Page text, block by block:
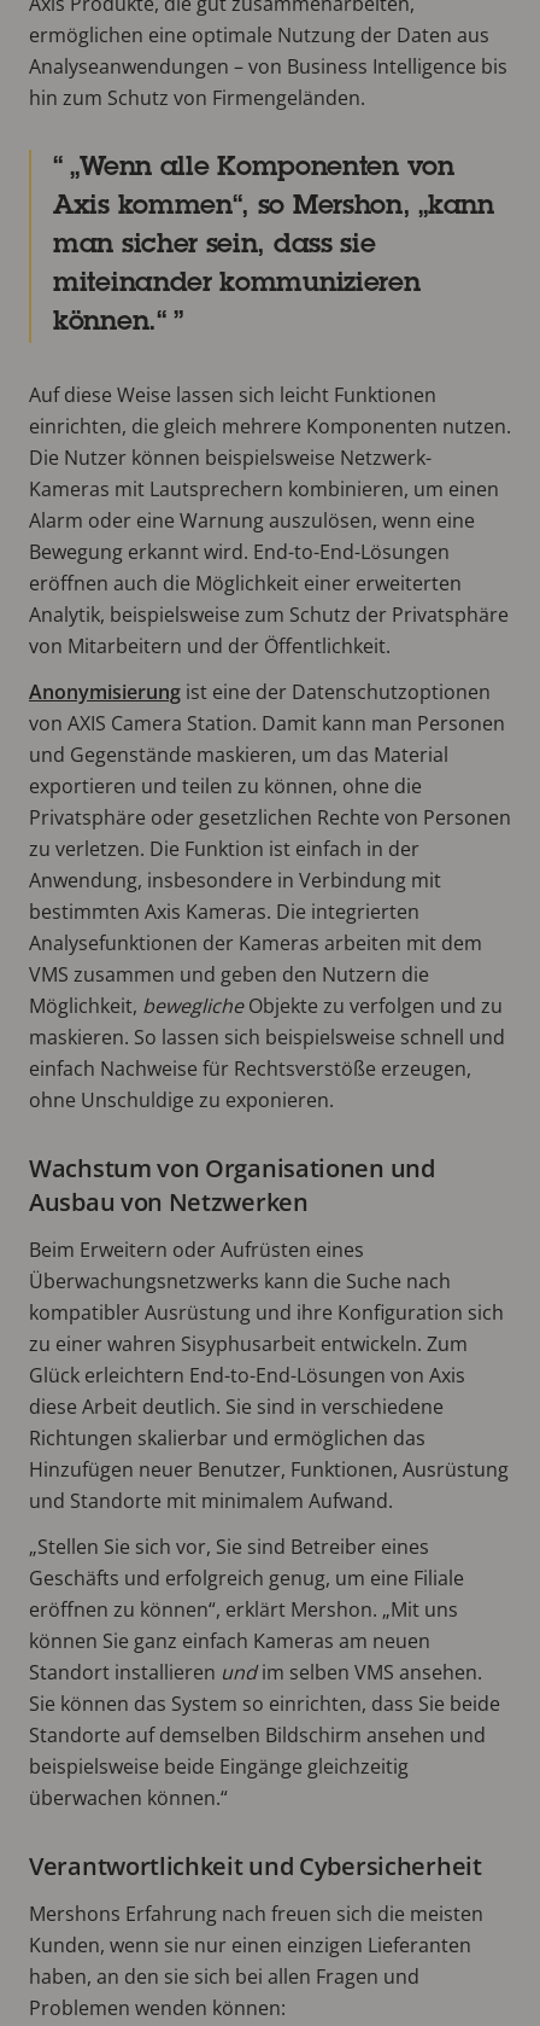
ermöglichen eine optimale Nutzung der Daten aus
Analyseanwendungen – von Business Intelligence bis
hin zum Schutz von Firmengeländen.
„Wenn alle Komponenten von
Axis kommen“, so Mershon, „kann
man sicher sein, dass sie
miteinander kommunizieren
können.“
Auf diese Weise lassen sich leicht Funktionen
einrichten, die gleich mehrere Komponenten nutzen.
Die Nutzer können beispielsweise Netzwerk-
Kameras mit Lautsprechern kombinieren, um einen
Alarm oder eine Warnung auszulösen, wenn eine
Bewegung erkannt wird. End-to-End-Lösungen
eröffnen auch die Möglichkeit einer erweiterten
Analytik, beispielsweise zum Schutz der Privatsphäre
von Mitarbeitern und der Öffentlichkeit.
Anonymisierung ist eine der Datenschutzoptionen
von AXIS Camera Station. Damit kann man Personen
und Gegenstände maskieren, um das Material
exportieren und teilen zu können, ohne die
Privatsphäre oder gesetzlichen Rechte von Personen
zu verletzen. Die Funktion ist einfach in der
Anwendung, insbesondere in Verbindung mit
bestimmten Axis Kameras. Die integrierten
Analysefunktionen der Kameras arbeiten mit dem
VMS zusammen und geben den Nutzern die
Möglichkeit, beweglicheObjekte zu verfolgen und zu
maskieren. So lassen sich beispielsweise schnell und
einfach Nachweise für Rechtsverstöße erzeugen,
ohne Unschuldige zu exponieren.
Wachstum von Organisationen und
Ausbau von Netzwerken
Beim Erweitern oder Aufrüsten eines
Überwachungsnetzwerks kann die Suche nach
kompatibler Ausrüstung und ihre Konfiguration sich
zu einer wahren Sisyphusarbeit entwickeln. Zum
Glück erleichtern End-to-End-Lösungen von Axis
diese Arbeit deutlich. Sie sind in verschiedene
Richtungen skalierbar und ermöglichen das
Hinzufügen neuer Benutzer, Funktionen, Ausrüstung
und Standorte mit minimalem Aufwand.
„Stellen Sie sich vor, Sie sind Betreiber eines
Geschäfts und erfolgreich genug, um eine Filiale
eröffnen zu können“, erklärt Mershon. „Mit uns
können Sie ganz einfach Kameras am neuen
Standort installieren undim selben VMS ansehen.
Sie können das System so einrichten, dass Sie beide
Standorte auf demselben Bildschirm ansehen und
beispielsweise beide Eingänge gleichzeitig
überwachen können.“
Verantwortlichkeit und Cybersicherheit
Mershons Erfahrung nach freuen sich die meisten
Kunden, wenn sie nur einen einzigen Lieferanten
haben, an den sie sich bei allen Fragen und
Problemen wenden können: